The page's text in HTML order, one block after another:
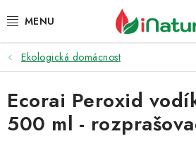
na
POTRAVINY
OŘECHY A SUŠENÉ PLODY
SNACKY
Ekologická domácnost
Ecorai Peroxid
500 ml -